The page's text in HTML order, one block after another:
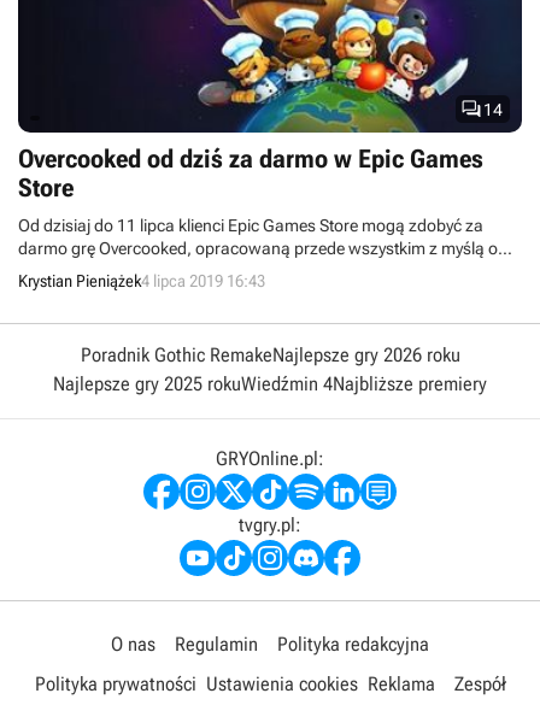
14
Overcooked od dziś za darmo w Epic Games
Store
Od dzisiaj do 11 lipca klienci Epic Games Store mogą zdobyć za
darmo grę Overcooked, opracowaną przede wszystkim z myślą o
multiplayerowej zabawie. Poza tym firma Epic Games ujawniła, jaka
produkcja będzie na nas czekać za tydzień.
Krystian Pieniążek4 lipca 2019 16:43
Poradnik Gothic RemakeNajlepsze gry 2026 roku
Najlepsze gry 2025 rokuWiedźmin 4Najbliższe premiery
GRYOnline.pl:
tvgry.pl:
O nas Regulamin
Polityka redakcyjna
Polityka prywatności Ustawienia cookies Reklama Zespół